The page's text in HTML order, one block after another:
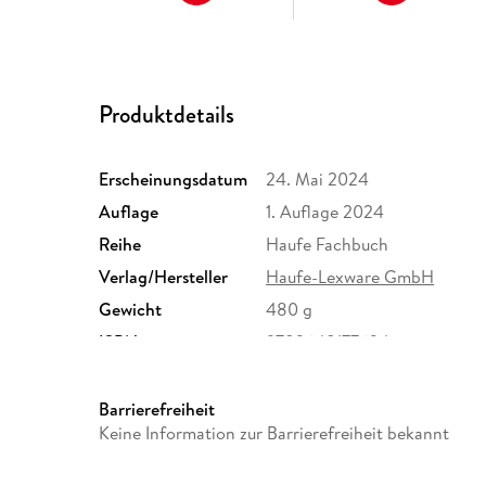
Produktdetails
Erscheinungsdatum
24. Mai 2024
Auflage
1. Auflage 2024
Reihe
Haufe Fachbuch
Verlag/Hersteller
Haufe-Lexware GmbH
Gewicht
480 g
ISBN
9783648177624
Barrierefreiheit
Keine Information zur Barrierefreiheit bekannt